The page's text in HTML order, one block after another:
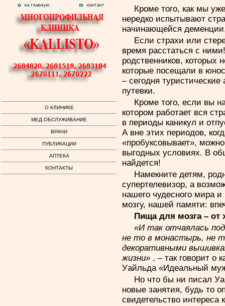
О КЛИНИКЕ
МЕД.ОБСЛУЖИВАНИЕ
ВРАЧИ
ПУБЛИКАЦИИ
АПТЕКА
КОНТАКТЫ
Кроме того, как мы
нередко испытывают
начинающейся
Если страхи или
время расстаться с
родственников, которых
которые посещали в
– сегодня
путевки.
Кроме того, если вы
котором работает вся
в периоды каникул и
А вне этих периодов,
«пробуксовывает»,
выгодных условиях. В
найдется!
Намекните детям,
супертелевизор, а
нашего чудесного мира
мозгу, нашей памяти:
Пища для мозга – от
«И так отчаялась
не то в монастырь, не
декоративными
жизни» , – так говорит о
Уайльда «Идеальный
Но что бы ни писал
новые занятия, будь то
свидетельство интереса